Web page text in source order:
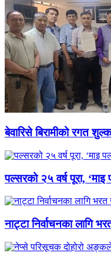
बेवारिसे बिरामीको रगत
पल्सरको २५ वर्ष पूरा,
नाट्टा निर्वाचनका लागि